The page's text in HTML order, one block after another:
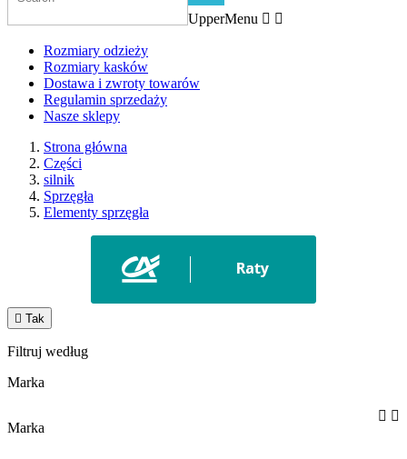
UpperMenu  
Rozmiary odzieży
Rozmiary kasków
Dostawa i zwroty towarów
Regulamin sprzedaży
Nasze sklepy
Strona główna
Części
silnik
Sprzęgła
Elementy sprzęgła
 Tak
Filtruj według
Marka
Marka
 